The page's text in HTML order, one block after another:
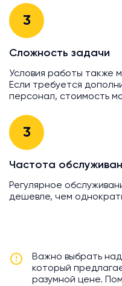
3
Сложность задачи
Условия работы также
Если требуется
персонал, стоимость
3
Частота
Регулярное
дешевле, чем
Важно выбрать
который
разумной цене.